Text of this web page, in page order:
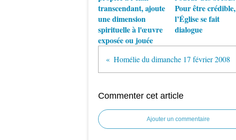
transcendant, ajoute
une dimension
spirituelle à l'œuvre
exposée ou jouée
Pour être crédible,
l’Église se fait
dialogue
Homélie du dimanche 17 février 2008
Commenter cet article
Ajouter un commentaire